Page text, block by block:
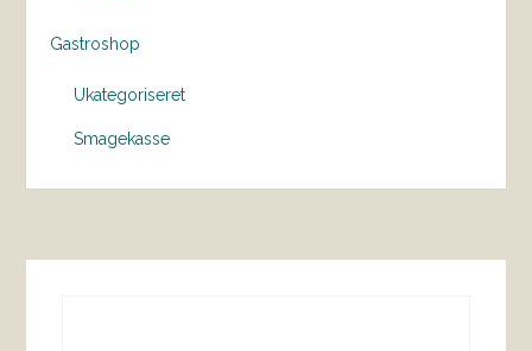
Gastroshop
Ukategoriseret
Smagekasse